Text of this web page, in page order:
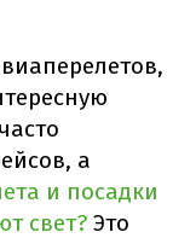
а
и посадки
свет? Это